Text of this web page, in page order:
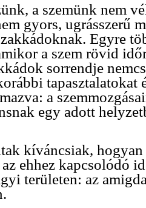
a szemünk nem
gyors, ugrásszerű
Egyre
a szem rövid
sorrendje
tapasztalatokat
a
egy adott
kíváncsiak,
ehhez kapcsolódó
területen: az